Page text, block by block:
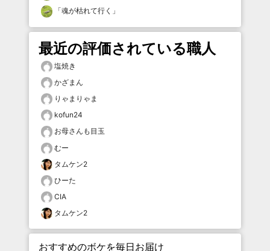
「魂が枯れて行く 」
最近の評価されている職人
塩焼き
かざまん
りゃまりゃま
kofun24
お母さんも目玉
むー
タムケン2
ひーた
CIA
タムケン2
おすすめのボケを毎日お届け